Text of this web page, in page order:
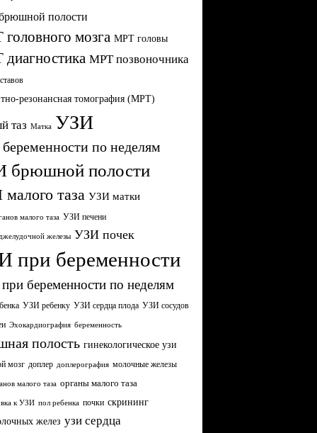
полости
мозга МРТ головы
МРТ позвоночника
резонансная томография (МРТ)
таз Матка УЗИ
по неделям
брюшной полости
таза УЗИ матки
малого таза УЗИ печени
железы УЗИ почек
при беременности
беременности по неделям
УЗИ ребенку УЗИ сердца плода УЗИ сосудов
Эхокардиография беременность
полость гинекологическое узи
мозг доплер доплерография молочные железы
малого таза органы малого таза
к УЗИ пол ребенка почки скрининг
желез узи сердца